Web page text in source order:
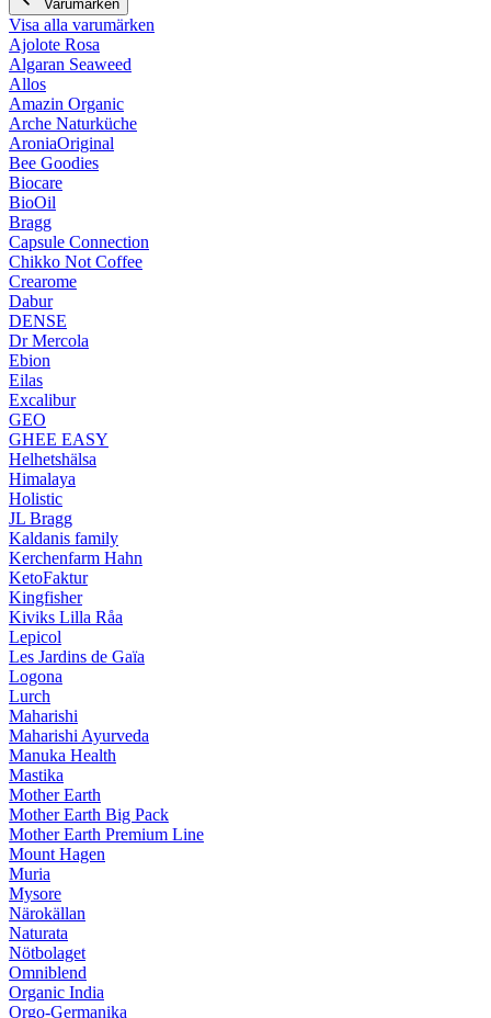
Varumärken
Visa alla varumärken
Ajolote Rosa
Algaran Seaweed
Allos
Amazin Organic
Arche Naturküche
AroniaOriginal
Bee Goodies
Biocare
BioOil
Bragg
Capsule Connection
Chikko Not Coffee
Crearome
Dabur
DENSE
Dr Mercola
Ebion
Eilas
Excalibur
GEO
GHEE EASY
Helhetshälsa
Himalaya
Holistic
JL Bragg
Kaldanis family
Kerchenfarm Hahn
KetoFaktur
Kingfisher
Kiviks Lilla Råa
Lepicol
Les Jardins de Gaïa
Logona
Lurch
Maharishi
Maharishi Ayurveda
Manuka Health
Mastika
Mother Earth
Mother Earth Big Pack
Mother Earth Premium Line
Mount Hagen
Muria
Mysore
Närokällan
Naturata
Nötbolaget
Omniblend
Organic India
Orgo-Germanika